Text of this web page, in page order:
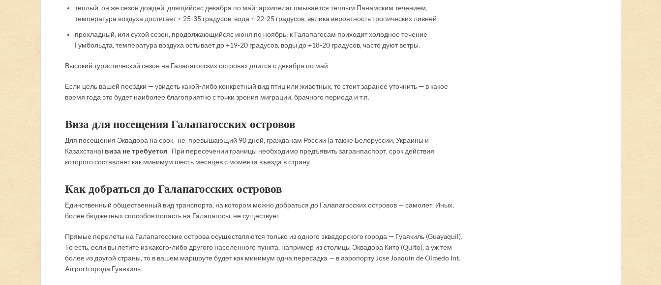
теплый, он же сезон дождей, длящийся с декабря по май: архипелаг омывается теплым Панамским течением,
температура воздуха достигает + 25-35 градусов, вода + 22-25 градусов, велика вероятность тропических ливней.
прохладный, или сухой сезон, продолжающийся с июня по ноябрь: к Галапагосам приходит холодное течение
Гумбольдта, температура воздуха остывает до +19-20 градусов, воды до +18-20 градусов, часто дуют ветры.
Высокий туристический сезон на Галапагосских островах длится с декабря по май.
Если цель вашей поездки — увидеть какой-либо конкретный вид птиц или животных, то стоит заранее уточнить — в какое
время года это будет наиболее благоприятно с точки зрения миграции, брачного периода и т.п.
Виза для посещения Галапагосских островов
Для посещения Эквадора на срок, не превышающий 90 дней, гражданам России (а также Белоруссии, Украины и
Казахстана) виза не требуется . При пересечении границы необходимо предъявить загранпаспорт, срок действия
которого составляет как минимум шесть месяцев с момента въезда в страну.
Как добраться до Галапагосских островов
Единственный общественный вид транспорта, на котором можно добраться до Галапагосских островов — самолет. Иных,
более бюджетных способов попасть на Галапагосы, не существует.
Прямые перелеты на Галапагосские острова осуществляются только из одного эквадорского города — Гуаякиль (Guayaquil).
То есть, если вы летите из какого-либо другого населенного пункта, например из столицы Эквадора Кито (Quito), а уж тем
более из другой страны, то в вашем маршруте будет как минимум одна пересадка — в аэропорту Jose Joaquin de Olmedo Int.
Airport города Гуаякиль.